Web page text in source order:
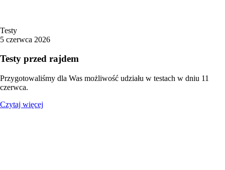
Testy
5 czerwca 2026
Testy przed rajdem
Przygotowaliśmy dla Was możliwość udziału w testach w dniu 11
czerwca.
Czytaj więcej